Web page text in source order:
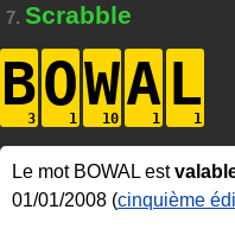
7. Scrabble
BOWAL
Le mot BOWAL est
01/01/2008 (cinquième